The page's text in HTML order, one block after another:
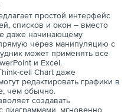
простой интерфейс
списков и окон – вместо
даже начинающему
через манипуляцию с
может применять все
и Excel.
cell Chart даже
редактировать графики в
чем обычно.
создавать
диаграммами, мгновенно